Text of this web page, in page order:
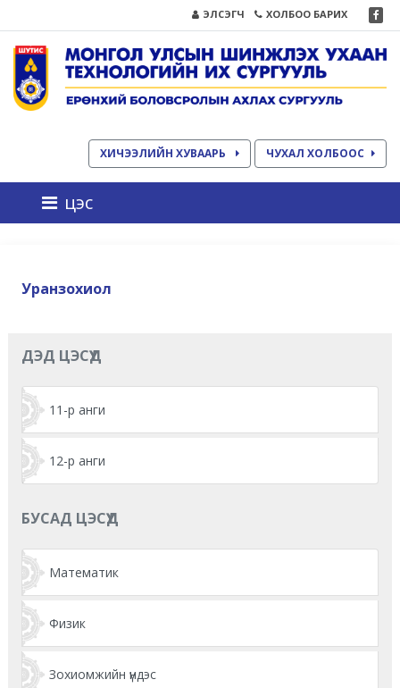
ЭЛСЭГЧ ХОЛБОО БАРИХ
ХИЧЭЭЛИЙН ХУВААРЬ ЧУХАЛ ХОЛБООС
цэс
Уранзохиол
ДЭД ЦЭСҮҮД
11-р анги
12-р анги
БУСАД ЦЭСҮҮД
Математик
Физик
Зохиомжийн үндэс